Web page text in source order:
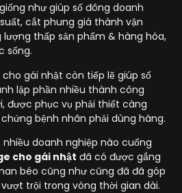
như giúp số đông doanh
cắt phung giá thành vận
lượng thấp sản phẩm & hàng hóa,
sống.
gái nhật còn tiếp lẽ giúp số
lập phần nhiều thành công
được phục vụ phải thiết càng
bệnh nhân phải dùng hàng.
doanh nghiệp nào cuống
cho gái nhật đã có được gắng
béo cũng như cũng đã đã góp
trội trong vòng thời gian dài.